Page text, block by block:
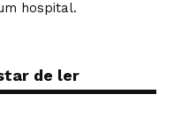
hospital.
de ler